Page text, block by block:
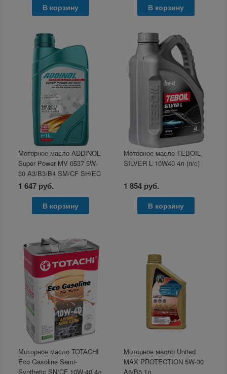
В корзину В корзину
Моторное масло ADDINOL
Super Power MV 0537 5W-
30 A3/B3/B4 SM/CF SH/EC
1л
1 647 руб.
В корзину
Моторное масло TEBOIL
SILVER L 10W40 4л (п/с)
1 854 руб.
В корзину
Моторное масло TOTACHI
Eco Gasoline Semi-
Synthetic SN/CF 10W-40 4л
Моторное масло United
MAX PROTECTION 5W-30
A5/B5 1л